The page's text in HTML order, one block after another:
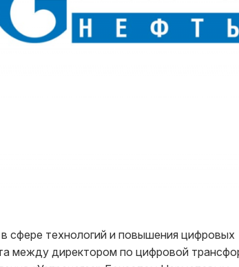
в сфере технологий и повышения цифровых
между директором по цифровой